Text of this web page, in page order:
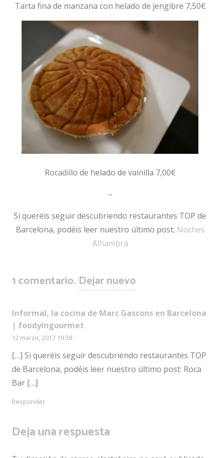
Tarta fina de manzana con helado de jengibre 7,50€
Rocadillo de helado de vainilla 7,00€
–
Si queréis seguir descubriendo restaurantes TOP de
Barcelona, podéis leer nuestro último post: Noches
Alhambra
1comentario. Dejar nuevo
Informal, la cocina de Marc Gascons en Barcelona
| foodyingourmet
12 marzo, 2017 19:38
[…] Si queréis seguir descubriendo restaurantes TOP
de Barcelona, podéis leer nuestro último post: Roca
Bar […]
Responder
Deja una respuesta